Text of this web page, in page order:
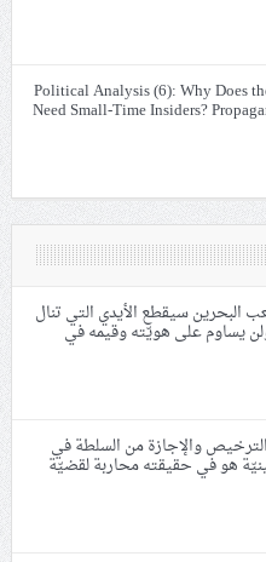
Political Analysis (6): Why Does
Need Small-Time Insiders?
البحرين سيقطع الأيدي التي تنال
يساوم على هويّته وقيمه في
والإجازة من السلطة في
هو في حقيقته محاربة لقضيّة